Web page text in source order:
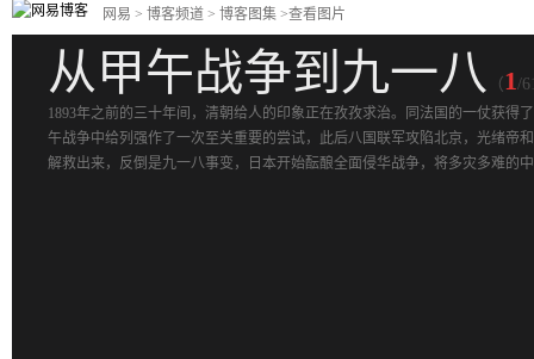
网易 > 博客频道 > 博客图集 >查看图片
从甲午战争到九一八 （ 1/
1893年之前的三十年间，清朝给人的印象正在孜孜求治。同法国的一仗获
午战争中给列强作了一次至关重要的尝试，此后八国联军攻陷北京，光绪帝
解救出来，反倒是九一八事变，日本开始酝酿全面侵华战争，将多灾多难的